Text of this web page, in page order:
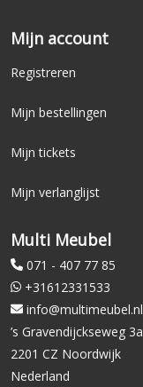
Mijn account
Registreren
Mijn bestellingen
Mijn tickets
Mijn verlanglijst
Multi Meubel
071 - 407 77 85
+31612331533
info@multimeubel.nl
’s Gravendijckseweg 3a
2201 CZ Noordwijk
Nederland